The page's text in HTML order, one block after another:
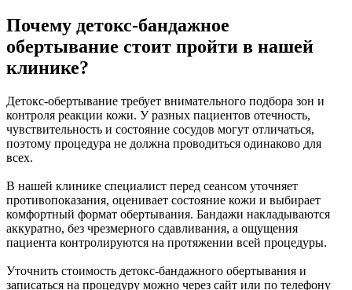
Почему детокс-бандажное
обертывание стоит пройти в нашей
клинике?
Детокс-обертывание требует внимательного подбора зон и
контроля реакции кожи. У разных пациентов отечность,
чувствительность и состояние сосудов могут отличаться,
поэтому процедура не должна проводиться одинаково для
всех.
В нашей клинике специалист перед сеансом уточняет
противопоказания, оценивает состояние кожи и выбирает
комфортный формат обертывания. Бандажи накладываются
аккуратно, без чрезмерного сдавливания, а ощущения
пациента контролируются на протяжении всей процедуры.
Уточнить стоимость детокс-бандажного обертывания и
записаться на процедуру можно через сайт или по телефону